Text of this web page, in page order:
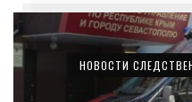
НОВОСТИ